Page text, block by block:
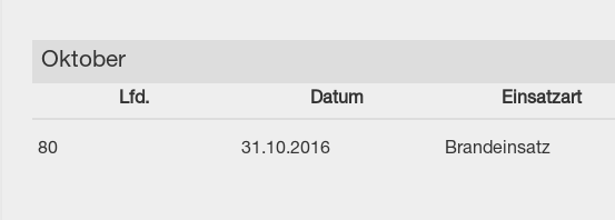
Oktober
Lfd. Datum Einsatzart
80 31.10.2016 Brandeinsatz